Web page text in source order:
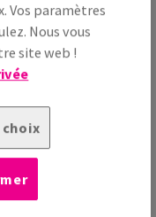
Vos paramètres
Nous vous
site web !